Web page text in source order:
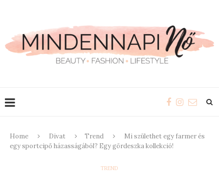
Home Divat Trend
Mi születhet egy farmer és
egy sportcipő házasságából? Egy gördeszka kollekció!
TREND